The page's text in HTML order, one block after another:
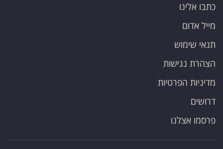
כתבו אלינו
מייל אדום
תנאי שימוש
הצהרת נגישות
מדיניות הפרטיות
דרושים
פרסמו אצלנו